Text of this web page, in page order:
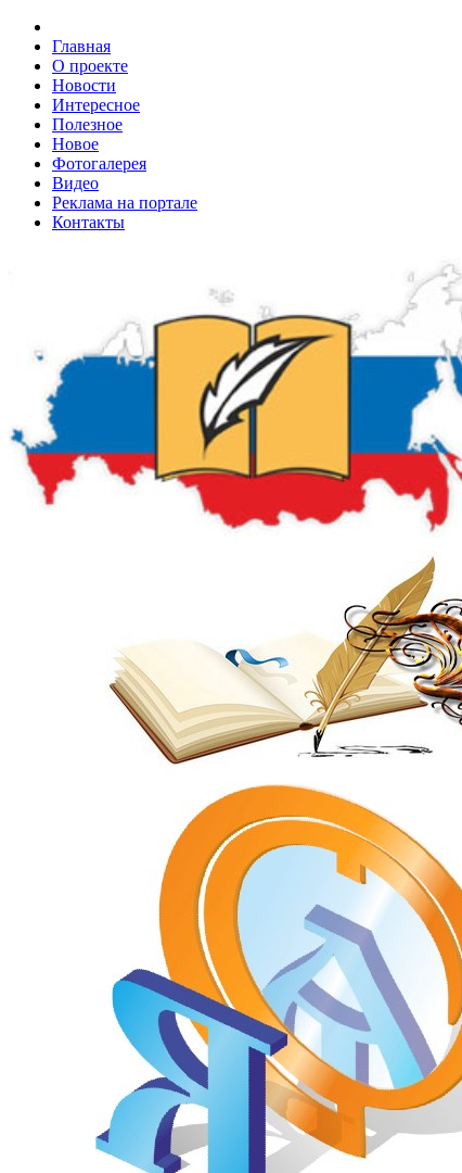
Главная
О проекте
Новости
Интересное
Полезное
Новое
Фотогалерея
Видео
Реклама на портале
Контакты